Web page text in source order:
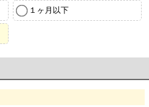
１ヶ月以下